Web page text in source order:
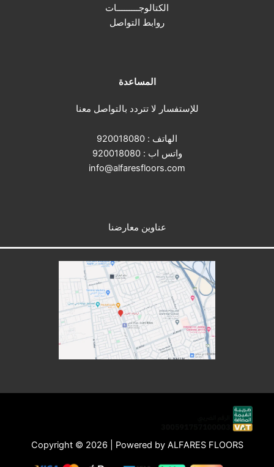
الكتالوجـــــــــات
روابط التواصل
المساعدة
للإستفسار لا تتردد بالتواصل معنا
الهاتف : 920018080
واتس اب :920018080
info@alfaresfloors.com
عناوين معارضنا
Copyright © 2026 | Powered by ALFARES FLOORS